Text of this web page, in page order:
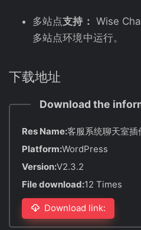
多站点支持： Wise
多站点环境中运行。
下载地址
Download the
Res Name:客服系统聊天室
Platform:WordPress
Version:V2.3.2
File download:12 Times
Download link: